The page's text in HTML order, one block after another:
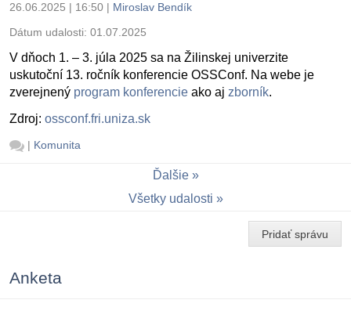
26.06.2025 | 16:50 | Miroslav Bendík
Dátum udalosti: 01.07.2025
V dňoch 1. – 3. júla 2025 sa na Žilinskej univerzite
uskutoční 13. ročník konferencie OSSConf. Na webe je
zverejnený program konferencie ako aj zborník.
Zdroj: ossconf.fri.uniza.sk
| Komunita
Ďalšie
Všetky udalosti
Pridať správu
Anketa